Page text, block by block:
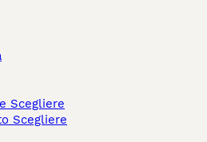
Scegliere
Scegliere